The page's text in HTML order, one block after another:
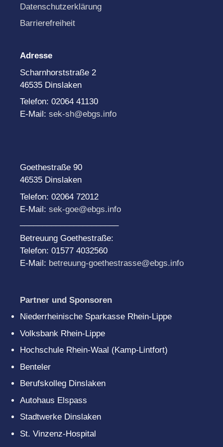
Datenschutzerklärung
Barrierefreiheit
Adresse
Scharnhorststraße 2
46535 Dinslaken
Telefon: 02064 41130
E-Mail: sek-sh@ebgs.info
Goethestraße 90
46535 Dinslaken
Telefon: 02064 72012
E-Mail: sek-goe@ebgs.info
Betreuung Goethestraße:
Telefon: 01577 4032560
E-Mail: betreuung-goethestrasse@ebgs.info
Partner und Sponsoren
Niederrheinische Sparkasse Rhein-Lippe
Volksbank Rhein-Lippe
Hochschule Rhein-Waal (Kamp-Lintfort)
Benteler
Berufskolleg Dinslaken
Autohaus Elspass
Stadtwerke Dinslaken
St. Vinzenz-Hospital